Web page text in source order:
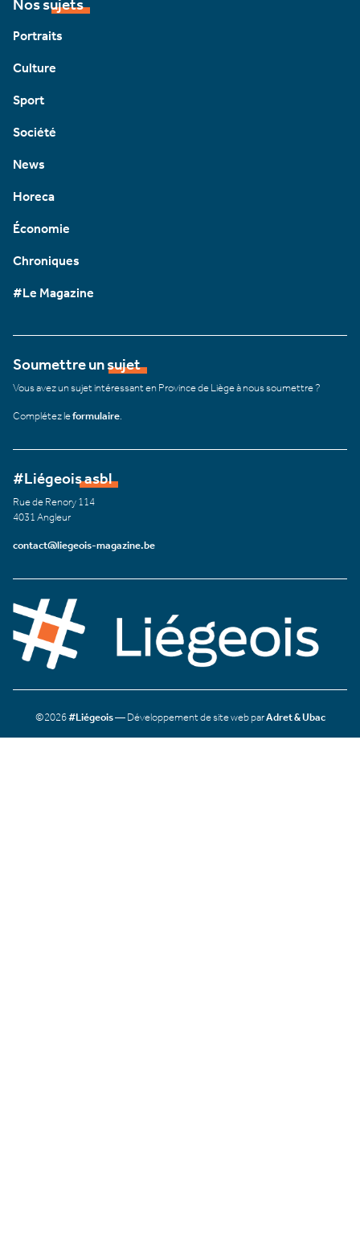
Nos sujets
Portraits
Culture
Sport
Société
News
Horeca
Économie
Chroniques
#Le Magazine
Soumettre un sujet
Vous avez un sujet intéressant en Province de Liège à nous soumettre ?
Complétez leformulaire
#Liégeois asbl
Rue de Renory 114
4031 Angleur
contact@liegeois-magazine.be
©2026#Liégeois— Développement de site web parAdret & Ubac